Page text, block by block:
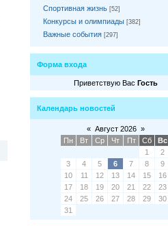
Спортивная жизнь [52]
Конкурсы и олимпиады [382]
Важные события [297]
Форма входа
Приветствую Вас Гость
Календарь новостей
« Август 2026 »
Пн
Вт Ср Чт Пт Сб
Вс
1
2
3
4 5 6 7 8
9
10
11 12 13 14 15
16
17
18 19 20 21 22
23
24
25 26 27 28 29
30
31